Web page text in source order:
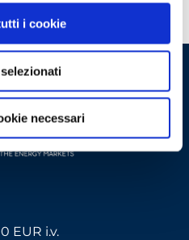
i cookie
necessari
EUR i.v.